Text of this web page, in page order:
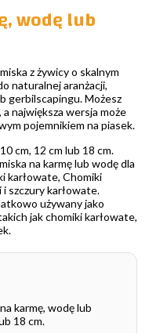
wodę lub
z żywicy o skalnym
naturalnej aranżacji,
gerbilscapingu. Możesz
największa wersja może
pojemnikiem na piasek.
cm, 12 cm lub 18 cm.
na karmę lub wodę dla
karłowate, Chomiki
szczury karłowate.
używany jako
jak chomiki karłowate,
karmę, wodę lub
18 cm.